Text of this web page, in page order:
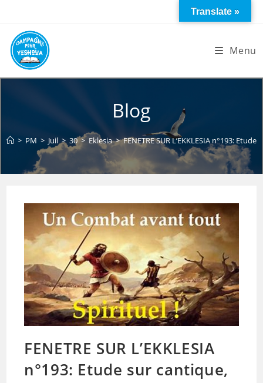
content
Menu
Blog
> PM > Juil > 30 > Eklesia > FENETRE SUR L’EKKLESIA n°193:
FENETRE SUR L’EKKLESIA
n°193: Etude sur cantique,
Translate »